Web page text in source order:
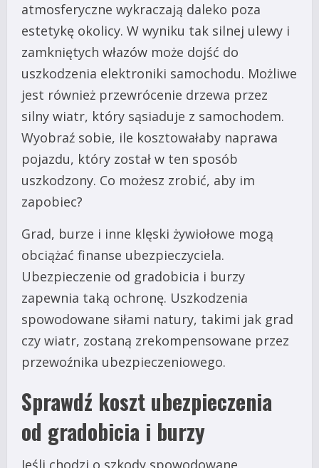
atmosferyczne wykraczają daleko poza
estetykę okolicy. W wyniku tak silnej ulewy i
zamkniętych włazów może dojść do
uszkodzenia elektroniki samochodu. Możliwe
jest również przewrócenie drzewa przez
silny wiatr, który sąsiaduje z samochodem.
Wyobraź sobie, ile kosztowałaby naprawa
pojazdu, który został w ten sposób
uszkodzony. Co możesz zrobić, aby im
zapobiec?
Grad, burze i inne klęski żywiołowe mogą
obciążać finanse ubezpieczyciela.
Ubezpieczenie od gradobicia i burzy
zapewnia taką ochronę. Uszkodzenia
spowodowane siłami natury, takimi jak grad
czy wiatr, zostaną zrekompensowane przez
przewoźnika ubezpieczeniowego.
Sprawdź koszt ubezpieczenia
od gradobicia i burzy
Jeśli chodzi o szkody spowodowane